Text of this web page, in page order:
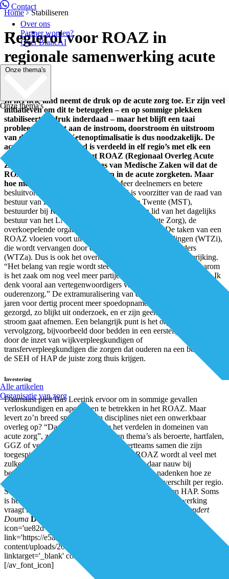
Contact
Over ons
Partner worden?
Over BiancAI
Onze thema's
Onze thema's
Alle artikelen
Organisatie van zorg
Home Stabiliseren
Regierol voor ROAZ in
regionale samenwerking acute
zorg
In het hele land neemt de druk op de acute zorg toe. Er zijn veel
initiatieven om dit te beteugelen – en op sommige plekken
stabiliseert de druk inderdaad – maar het blijft een taai
probleem. Dat ligt aan de instroom, doorstroom én uitstroom
van de acute zorg. Ketenoptimalisatie is dus noodzakelijk. De
acute zorg in Nederland is verdeeld in elf regio’s met elk een
overkoepelend overleg: het ROAZ (Regionaal Overleg Acute
Zorg). Minister Bruno Bruins van Medische Zaken wil dat de
ROAZ’en meer de ‘lead’ nemen in de acute zorgketen. Maar
hoe moeten ze die rol invullen?
“Meer deelnemers en betere
besluitvorming”, zegt Bas Leerink. Hij is voorzitter van de raad van
bestuur van ziekenhuis Medisch Spectrum Twente (MST),
bestuurder bij ROAZ Acute Zorg Euregio en lid van het dagelijks
bestuur van het LNAZ (Landelijk Netwerk Acute Zorg), de
overkoepelende organisatie van de elf ROAZ’en. De taken van een
ROAZ vloeien voort uit de Wet Toelating Zorginstellingen (WTZi),
die wordt vervangen door de Wet Toelating Zorgaanbieders
(WTZa). Dus is ook het overleg in de acute zorg toe aan herijking.
“Het belang van regie wordt steeds groter”, zegt Leerink. “Daarom
is het zaak om nog veel meer partijen in het ROAZ te betrekken. Ik
denk vooral aan vertegenwoordigers van organisaties in de
ouderenzorg.” De extramuralisering van de zorg heeft de afgelopen
jaren voor dertig procent meer spoedopnames onder ouderen
gezorgd, zo blijkt uit onderzoek, en er zijn geen tekenen dat de
stroom gaat afnemen. Een belangrijk punt is het organiseren van
vervolgzorg, bijvoorbeeld door bedden in een eerstelijnsverblijf of
door de inzet van wijkverpleegkundigen of
transferverpleegkundigen die zorgen dat ouderen na een bezoek aan
de SEH of HAP de juiste zorg thuis krijgen.
Investering
Daarnaast pleit Bas Leerink ervoor om in sommige gevallen
verloskundigen en apotheken te betrekken in het ROAZ. Maar
levert zo’n breed spectrum aan disciplines niet een onwerkbaar
overleg op? “Daarom moeten we het verdelen in domeinen van
acute zorg”, zegt Leerink. “Denk aan thema’s als beroerte, hartfalen,
GGZ of verloskunde. Dan komen expertteams samen die zijn
toegespitst op zo’n domein.” Binnen het ROAZ wordt al veel met
zulke groepen gewerkt. De eerste lijn wordt daar nauw bij
betrokken, vertelt Leerink. “Huisartsen moeten nadenken hoe ze
zich laten vertegenwoordigen in een ROAZ. Dat verschilt per regio.
Soms is het een directeur of medisch directeur van een HAP. Soms
is het iemand uit een huisartsenkring. Regionale samenwerking
vraagt investeringen, maar het levert veel op.”
Auteur: Leendert
Douma Download het volledige artikel hier:
[av_font_icon
icon='ue82d' font='entypo-fontello' style='' caption=''
link='https://e5azagqfxrm.exactdn.com/wp-
content/uploads/2018/05/DEL-nr4_2018_ROAZ_LR.pdf'
linktarget='_blank' color='' size='40px' position='left']
[/av_font_icon]